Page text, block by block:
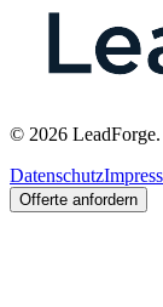
© 2026
Datenschutz
Offerte anfordern